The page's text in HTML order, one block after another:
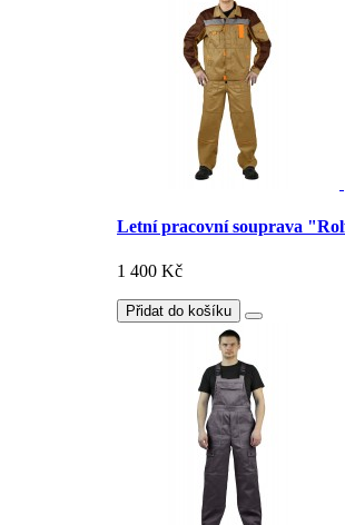
Letní pracovní souprava
1 400 Kč
Přidat do košíku